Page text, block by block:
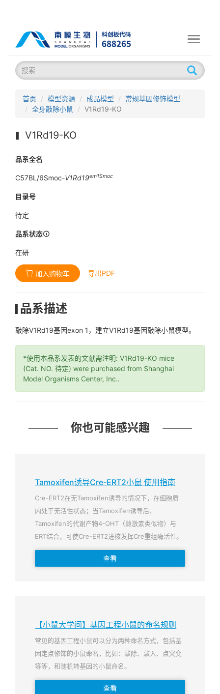
Toggle
首页 模型资源 成品模型
常规基因修饰模型
全身敲除小鼠
V1Rd19-KO
V1Rd19-KO
品系全名
C57BL/6Smoc-V1Rd19em1Smoc
目录号
待定
品系状态
在研
加入购物车 导出PDF
品系描述
敲除V1Rd19基因exon 1，建立V1Rd19基因敲除小鼠模型。
*使用本品系发表的文献需注明: V1Rd19-KO mice
(Cat. NO. 待定) were purchased from Shanghai
Model Organisms Center, Inc..
你也可能感兴趣
Tamoxifen诱导Cre-ERT2小鼠 使用指南
Cre-ERT2在无Tamoxifen诱导的情况下，在细胞质
内处于无活性状态；当Tamoxifen诱导后，
Tamoxifen的代谢产物4-OHT（雌激素类似物）与
ERT结合，可使Cre-ERT2进核发挥Cre重组酶活性。
查看
【小鼠大学问】基因工程小鼠的命名规则
常见的基因工程小鼠可以分为两种命名方式，包括基
因定点修饰的小鼠命名，比如：敲除、敲入、点突变
等等，和随机转基因的小鼠命名。
查看